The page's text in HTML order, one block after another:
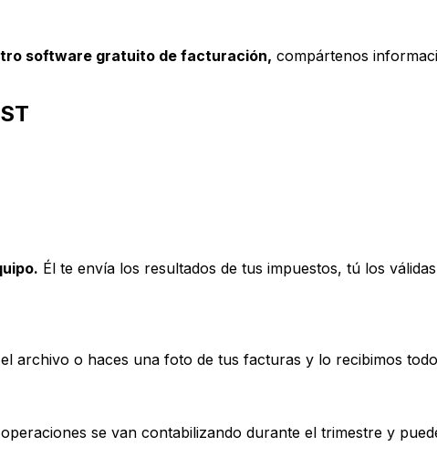
software gratuito de facturación, compártenos
Él te envía los resultados de tus impuestos, tú los
archivo o haces una foto de tus facturas y lo recibimos
se van contabilizando durante el trimestre y